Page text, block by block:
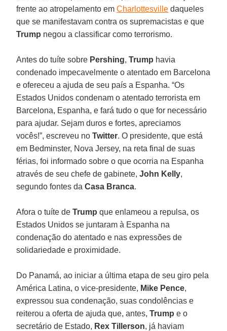
frente ao atropelamento emCharlottesville daqueles
que se manifestavam contra os supremacistas e que
Trump negou a classificar como terrorismo.
Antes do tuíte sobre Pershing,Trump havia
condenado impecavelmente o atentado em Barcelona
e ofereceu a ajuda de seu país a Espanha. “Os
Estados Unidos condenam o atentado terrorista em
Barcelona, Espanha, e fará tudo o que for necessário
para ajudar. Sejam duros e fortes, apreciamos
vocês!”, escreveu noTwitter. O presidente, que está
em Bedminster, Nova Jersey, na reta final de suas
férias, foi informado sobre o que ocorria na Espanha
através de seu chefe de gabinete,John Kelly,
segundo fontes daCasa Branca.
Afora o tuíte deTrump que enlameou a repulsa, os
Estados Unidos se juntaram à Espanha na
condenação do atentado e nas expressões de
solidariedade e proximidade.
Do Panamá, ao iniciar a última etapa de seu giro pela
América Latina, o vice-presidente, Mike Pence,
expressou sua condenação, suas condolências e
reiterou a oferta de ajuda que, antes,Trump e o
secretário de Estado, Rex Tillerson, já haviam